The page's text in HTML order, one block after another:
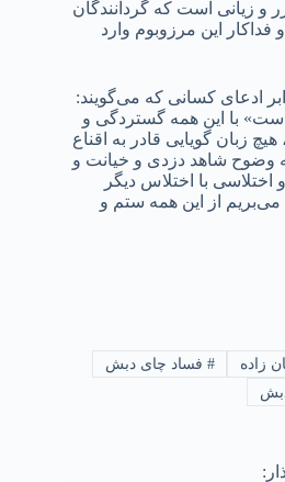
و زیانی است که گردانندگان
این مرزوبوم وارد
ادعای کسانی که می‌گویند:
با این همه گستردگی و
زبان گویایی قادر به اقناع
وضوح شاهد دزدی و خیانت و
با اختلاس دیگر
می‌بریم از این همه ستم و
زاده # فساد چای دبش